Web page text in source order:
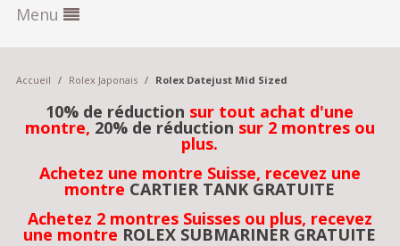
Menu
Accueil / Rolex Japonais / Rolex Datejust Mid Sized
10% de réduction sur tout achat d'une
montre, 20% de réduction sur 2 montres ou
plus.
Achetez une montre Suisse, recevez une
montre CARTIER TANK GRATUITE
Achetez 2 montres Suisses ou plus, recevez
une montre ROLEX SUBMARINER GRATUITE